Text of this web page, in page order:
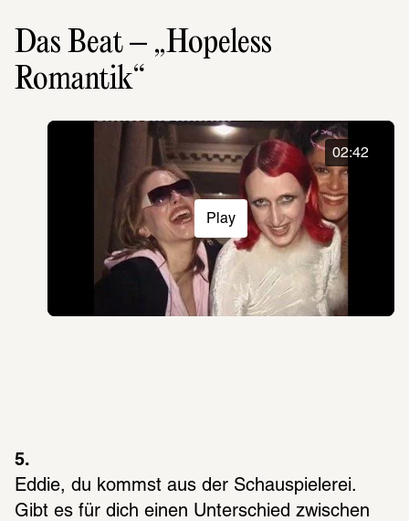
Das Beat – „Hopeless
Romantik“
Play
02:42
5.
Eddie, du kommst aus der Schauspielerei.
Gibt es für dich einen Unterschied zwischen